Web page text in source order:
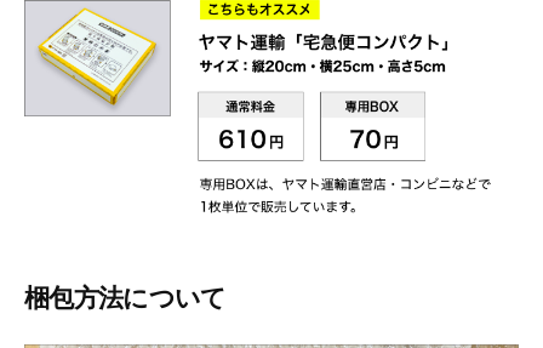
梱包方法について